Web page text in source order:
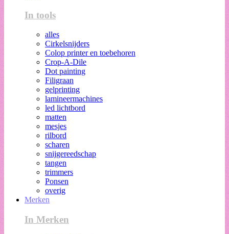
In tools
alles
Cirkelsnijders
Colop printer en toebehoren
Crop-A-Dile
Dot painting
Filigraan
gelprinting
lamineermachines
led lichtbord
matten
mesjes
rilbord
scharen
snijgereedschap
tangen
trimmers
Ponsen
overig
Merken
In Merken